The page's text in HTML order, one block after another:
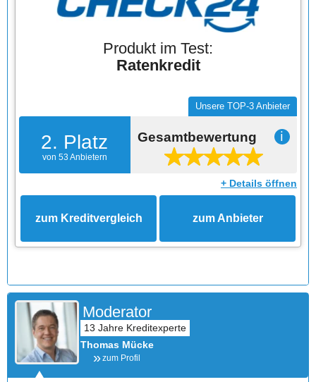
Produkt im Test:
Ratenkredit
2. Platz
von 53 Anbietern
Unsere TOP-3 Anbieter
Gesamtbewertung ℹ
+ Details öffnen
zum Kreditvergleich zum Anbieter
Moderator
Thomas Mücke
zum Profil